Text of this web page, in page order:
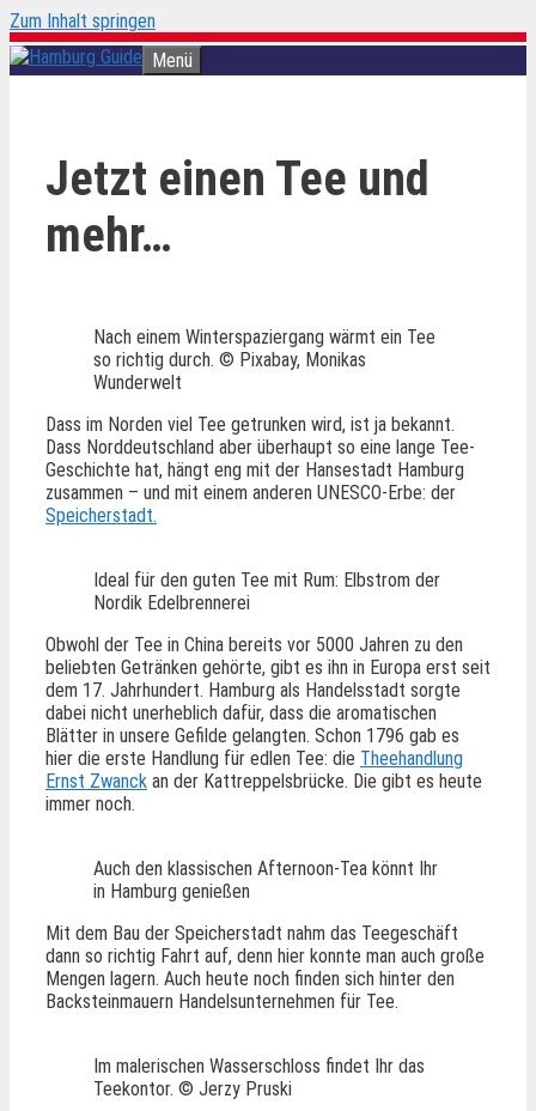
Zum Inhalt springen
Menü
Jetzt einen Tee und
mehr…
Nach einem Winterspaziergang wärmt ein Tee
so richtig durch. © Pixabay, Monikas
Wunderwelt
Dass im Norden viel Tee getrunken wird, ist ja bekannt.
Dass Norddeutschland aber überhaupt so eine lange Tee-
Geschichte hat, hängt eng mit der Hansestadt Hamburg
zusammen – und mit einem anderen UNESCO-Erbe: der
Speicherstadt.
Ideal für den guten Tee mit Rum: Elbstrom der
Nordik Edelbrennerei
Obwohl der Tee in China bereits vor 5000 Jahren zu den
beliebten Getränken gehörte, gibt es ihn in Europa erst seit
dem 17. Jahrhundert. Hamburg als Handelsstadt sorgte
dabei nicht unerheblich dafür, dass die aromatischen
Blätter in unsere Gefilde gelangten. Schon 1796 gab es
hier die erste Handlung für edlen Tee: die Theehandlung
Ernst Zwanck an der Kattreppelsbrücke. Die gibt es heute
immer noch.
Auch den klassischen Afternoon-Tea könnt Ihr
in Hamburg genießen
Mit dem Bau der Speicherstadt nahm das Teegeschäft
dann so richtig Fahrt auf, denn hier konnte man auch große
Mengen lagern. Auch heute noch finden sich hinter den
Backsteinmauern Handelsunternehmen für Tee.
Im malerischen Wasserschloss findet Ihr das
Teekontor. © Jerzy Pruski